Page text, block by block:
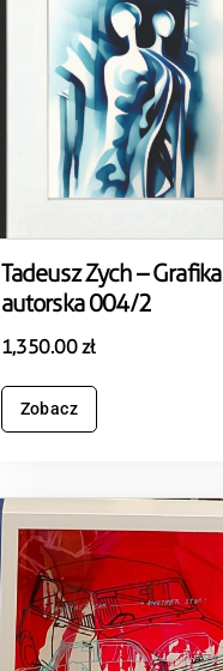
Tadeusz Zych – Grafika
autorska 004/2
1,350.00 zł
Zobacz